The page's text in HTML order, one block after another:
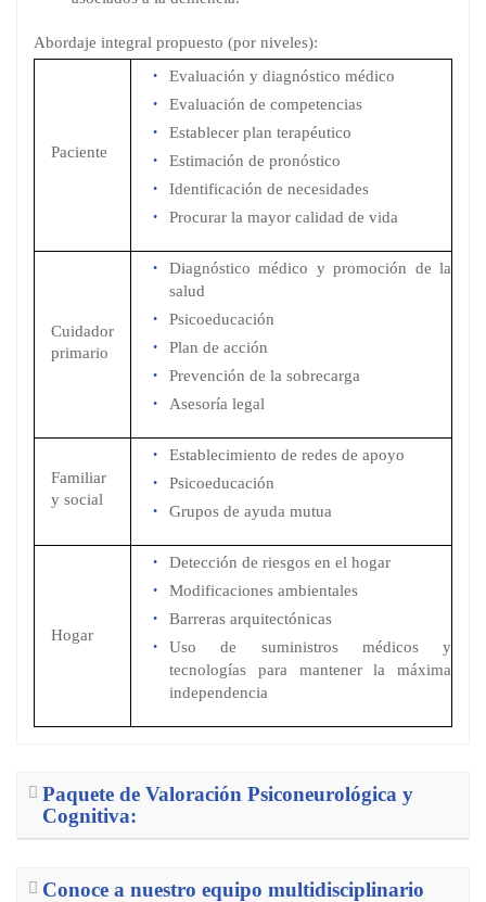
Abordaje integral propuesto (por niveles):
Paciente
Evaluación y diagnóstico médico
Evaluación de competencias
Establecer plan terapéutico
Estimación de pronóstico
Identificación de necesidades
Procurar la mayor calidad de vida
Cuidador
primario
Diagnóstico médico y promoción de la
salud
Psicoeducación
Plan de acción
Prevención de la sobrecarga
Asesoría legal
Familiar
y social
Establecimiento de redes de apoyo
Psicoeducación
Grupos de ayuda mutua
Hogar
Detección de riesgos en el hogar
Modificaciones ambientales
Barreras arquitectónicas
Uso de suministros médicos y
tecnologías para mantener la máxima
independencia
Paquete de Valoración Psiconeurológica y
Cognitiva:
Conoce a nuestro equipo multidisciplinario